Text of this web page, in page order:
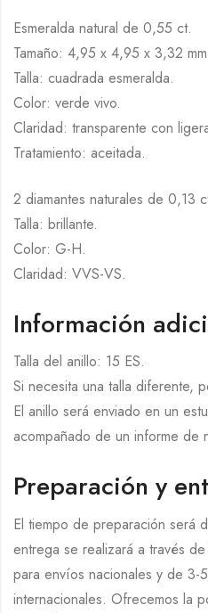
Esmeralda natural de 0,55 ct.
Tamaño: 4,95 x 4,95 x 3,32
Talla: cuadrada esmeralda.
Color: verde vivo.
Claridad: transparente con
Tratamiento: aceitada.
2 diamantes naturales de 0,13
Talla: brillante.
Color: G-H.
Claridad: VVS-VS.
Información
Talla del anillo: 15 ES.
Si necesita una talla diferente,
El anillo será enviado en un
acompañado de un informe de
Preparación y
El tiempo de preparación será
entrega se realizará a través
para envíos nacionales y de 3-
internacionales. Ofrecemos la